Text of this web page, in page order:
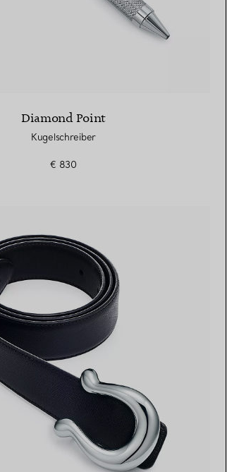
Diamond Point
Kugelschreiber
€ 830